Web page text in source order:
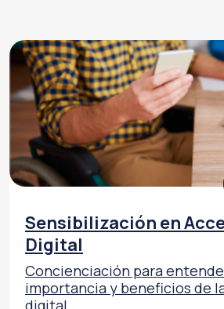
Sensibilización en
Digital
Concienciación para
importancia y beneficios de